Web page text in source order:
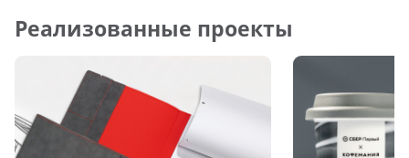
Реализованные проекты